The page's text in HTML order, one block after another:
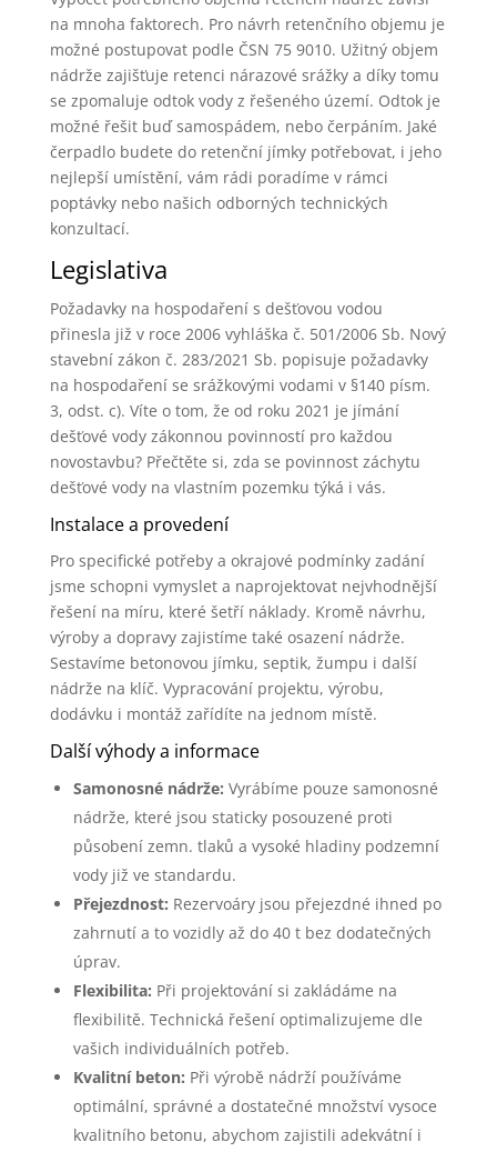
na mnoha faktorech. Pro návrh retenčního objemu je
možné postupovat podle ČSN 75 9010. Užitný objem
nádrže zajišťuje retenci nárazové srážky a díky tomu
se zpomaluje odtok vody z řešeného území. Odtok je
možné řešit buď samospádem, nebo čerpáním. Jaké
čerpadlo budete do retenční jímky potřebovat, i jeho
nejlepší umístění, vám rádi poradíme v rámci
poptávky nebo našich odborných technických
konzultací.
Legislativa
Požadavky na hospodaření s dešťovou vodou
přinesla již v roce 2006 vyhláška č. 501/2006 Sb. Nový
stavební zákon č. 283/2021 Sb. popisuje požadavky
na hospodaření se srážkovými vodami v §140 písm.
3, odst. c). Víte o tom, že od roku 2021 je jímání
dešťové vody zákonnou povinností pro každou
novostavbu? Přečtěte si, zda se povinnost záchytu
dešťové vody na vlastním pozemku týká i vás.
Instalace a provedení
Pro specifické potřeby a okrajové podmínky zadání
jsme schopni vymyslet a naprojektovat nejvhodnější
řešení na míru, které šetří náklady. Kromě návrhu,
výroby a dopravy zajistíme také osazení nádrže.
Sestavíme betonovou jímku, septik, žumpu i další
nádrže na klíč. Vypracování projektu, výrobu,
dodávku i montáž zařídíte na jednom místě.
Další výhody a informace
Samonosné nádrže: Vyrábíme pouze samonosné
nádrže, které jsou staticky posouzené proti
působení zemn. tlaků a vysoké hladiny podzemní
vody již ve standardu.
Přejezdnost: Rezervoáry jsou přejezdné ihned po
zahrnutí a to vozidly až do 40 t bez dodatečných
úprav.
Flexibilita: Při projektování si zakládáme na
flexibilitě. Technická řešení optimalizujeme dle
vašich individuálních potřeb.
Kvalitní beton: Při výrobě nádrží používáme
optimální, správné a dostatečné množství vysoce
kvalitního betonu, abychom zajistili adekvátní i